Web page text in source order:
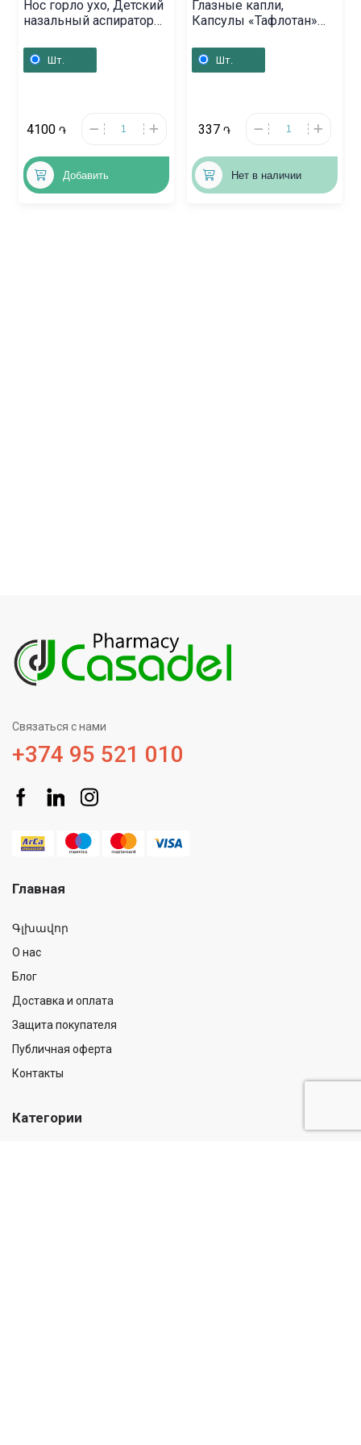
Нос горло ухо, Детский
назальный аспиратор
Ֆրանսիա
Шт.
4100 ֏
Добавить
Глазные капли,
Капсулы «Тафлотан»
Ֆինլանդիա
Шт.
337 ֏
Нет в наличии
Связаться с нами
+374 95 521 010
Главная
Գլխավոր
О нас
Блог
Доставка и оплата
Защита покупателя
Публичная оферта
Контакты
Категории